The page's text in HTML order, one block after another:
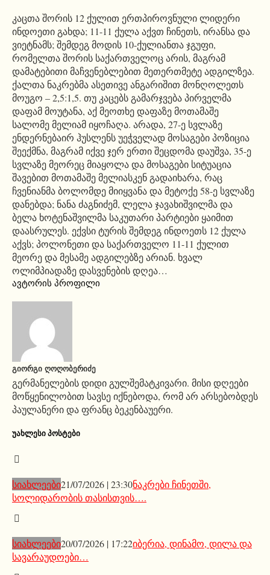
კაცთა შორის 12 ქულით ერთპიროვნული ლიდერი
ინდოეთი გახდა; 11-11 ქულა აქვთ ჩინეთს, ირანსა და
ვიეტნამს; შემდეგ მოდის 10-ქულიანთა ჯგუფი,
რომელთა შორის საქართველოც არის, მაგრამ
დამატებითი მაჩვენებლებით მეთერთმეტე ადგილზეა.
ქალთა ნაკრებმა ასეთივე ანგარიშით მონღოლეთს
მოუგო – 2,5:1,5. თუ კაცებს გამარჯვება პირველმა
დაფამ მოუტანა, აქ მეოთხე დაფაზე მოთამაშე
სალომე მელიამ იყოჩაღა. არადა, 27-ე სვლაზე
ენდერნებაირ ჰუსლენს უეჭველად მოსაგები პოზიცია
შეექმნა, მაგრამ იქვე ჯერ ერთი შეცდომა დაუშვა, 35-ე
სვლაზე მეორეც მიაყოლა და მოსაგები სიტუაცია
შავებით მოთამაშე მელიასკენ გადაიხარა, რაც
ჩვენიანმა ბოლომდე მიიყვანა და მეტოქე 58-ე სვლაზე
დანებდა; ნანა ძაგნიძემ, ლელა ჯავახიშვილმა და
ბელა ხოტენაშვილმა საკუთარი პარტიები ყაიმით
დაასრულეს. ექვსი ტურის შემდეგ ინდოეთს 12 ქულა
აქვს; პოლონეთი და საქართველო 11-11 ქულით
მეორე და მესამე ადგილებზე არიან. ხვალ
ოლიმპიადაზე დასვენების დღეა…
ავტორის პროფილი
ᲒᲘᲝᲠᲒᲘ ᲦᲝᲦᲝᲑᲔᲠᲘᲫᲔ
გერმანელების დიდი გულშემატკივარი. მისი დღეები
მოწყენილობით სავსე იქნებოდა, რომ არ არსებობდეს
პაულანერი და ფრანც ბეკენბაუერი.
ᲣᲐᲮᲚᲔᲡᲘ ᲞᲝᲡᲢᲔᲑᲘ
სიახლეები21/07/2026 | 23:30ნაკრები ჩინეთში,
სოლიდარობის თასისთვის….
სიახლეები20/07/2026 | 17:22იბერია, დინამო, დილა და
სავარაუდოები…